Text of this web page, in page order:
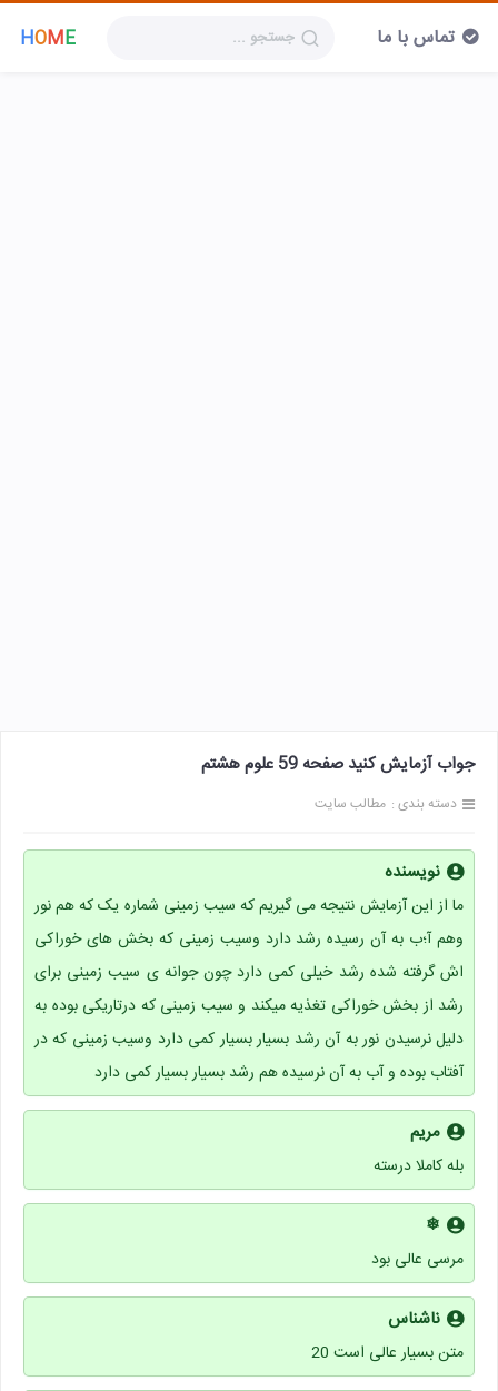
HOME تماس با ما
جواب آزمایش کنید صفحه 59 علوم هشتم
دسته بندی : مطالب سایت
نویسنده
ما از این آزمایش نتیجه می گیریم که سیب زمینی شماره یک که هم نور
وهم آ؛ب به آن رسیده رشد دارد وسیب زمینی که بخش های خوراکی
اش گرفته شده رشد خیلی کمی دارد چون جوانه ی سیب زمینی برای
رشد از بخش خوراکی تغذیه میکند و سیب زمینی که درتاریکی بوده به
دلیل نرسیدن نور به آن رشد بسیار بسیار کمی دارد وسیب زمینی که در
آفتاب بوده و آب به آن نرسیده هم رشد بسیار بسیار کمی دارد
مریم
بله کاملا درسته
❄
مرسی عالی بود
ناشناس
متن بسیار عالی است 20